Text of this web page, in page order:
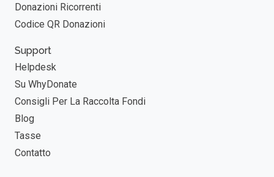
Donazioni Ricorrenti
Codice QR Donazioni
Support
Helpdesk
Su WhyDonate
Consigli Per La Raccolta Fondi
Blog
Tasse
Contatto